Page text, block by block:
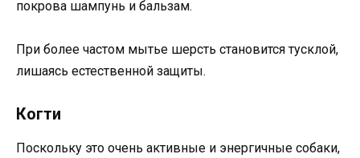
покрова шампунь и бальзам.
При более частом мытье шерсть становится тусклой,
лишаясь естественной защиты.
Когти
Поскольку это очень активные и энергичные собаки,